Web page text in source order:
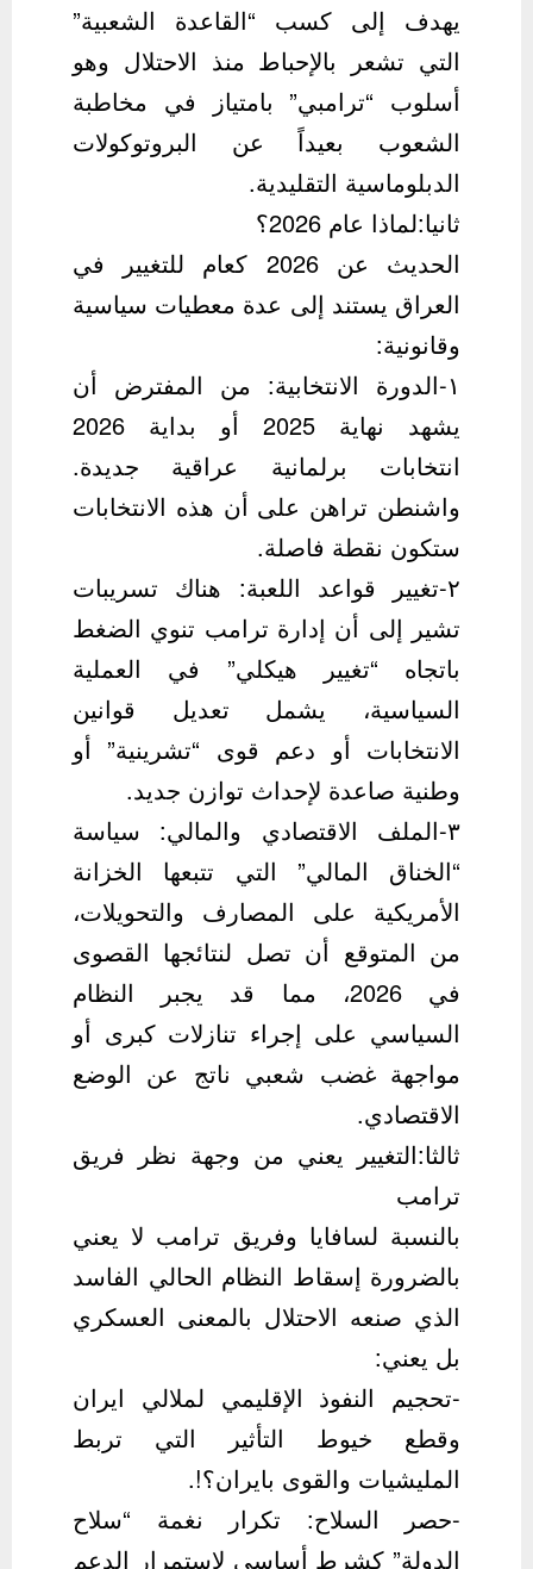
يهدف إلى كسب “القاعدة الشعبية”
التي تشعر بالإحباط منذ الاحتلال وهو
أسلوب “ترامبي” بامتياز في مخاطبة
الشعوب بعيداً عن البروتوكولات
الدبلوماسية التقليدية.
ثانيا:لماذا عام 2026؟
الحديث عن 2026 كعام للتغيير في
العراق يستند إلى عدة معطيات سياسية
وقانونية:
١-الدورة الانتخابية: من المفترض أن
يشهد نهاية 2025 أو بداية 2026
انتخابات برلمانية عراقية جديدة.
واشنطن تراهن على أن هذه الانتخابات
ستكون نقطة فاصلة.
٢-تغيير قواعد اللعبة: هناك تسريبات
تشير إلى أن إدارة ترامب تنوي الضغط
باتجاه “تغيير هيكلي” في العملية
السياسية، يشمل تعديل قوانين
الانتخابات أو دعم قوى “تشرينية” أو
وطنية صاعدة لإحداث توازن جديد.
٣-الملف الاقتصادي والمالي: سياسة
“الخناق المالي” التي تتبعها الخزانة
الأمريكية على المصارف والتحويلات،
من المتوقع أن تصل لنتائجها القصوى
في 2026، مما قد يجبر النظام
السياسي على إجراء تنازلات كبرى أو
مواجهة غضب شعبي ناتج عن الوضع
الاقتصادي.
ثالثا:التغيير يعني من وجهة نظر فريق
ترامب
بالنسبة لسافايا وفريق ترامب لا يعني
بالضرورة إسقاط النظام الحالي الفاسد
الذي صنعه الاحتلال بالمعنى العسكري
بل يعني:
-تحجيم النفوذ الإقليمي لملالي ايران
وقطع خيوط التأثير التي تربط
المليشيات والقوى بايران؟!.
-حصر السلاح: تكرار نغمة “سلاح
الدولة” كشرط أساسي لاستمرار الدعم